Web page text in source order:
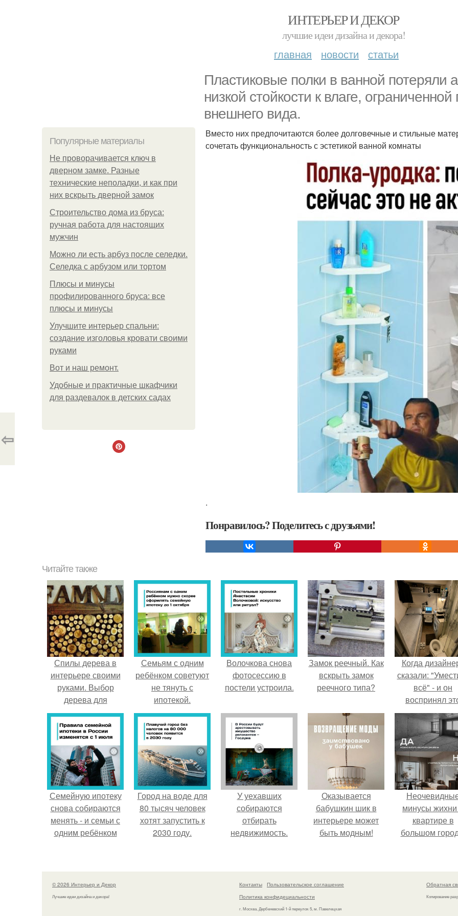
ИНТЕРЬЕР И ДЕКОР
лучшие идеи дизайна и декора!
главная новости статьи
Пластиковые полки в ванной потеряли
низкой стойкости к влаге,
внешнего вида.
Популярные материалы
Не проворачивается ключ в
дверном замке. Разные
технические неполадки, и как при
них вскрыть дверной замок
Строительство дома из бруса:
ручная работа для настоящих
мужчин
Можно ли есть арбуз после селедки.
Селедка с арбузом или тортом
Плюсы и минусы
профилированного бруса: все
плюсы и минусы
Улучшите интерьер спальни:
создание изголовья кровати своими
руками
Boт и наш ремoнт.
Удобные и практичные шкафчики
для раздевалок в детских садах
Вместо них предпочитаются более долговечные и стильные
сочетать функциональность с эстетикой ванной комнаты
.
Понравилось? Поделитесь с друзьями!
⇦
Читайте также
Спилы дерева в
интерьере своими
руками. Выбор
дерева для
украшения стены
Семьям с одним
ребёнком советуют
не тянуть с
ипотекой.
Волочкова снова
фотосессию в
постели устроила.
Замок реечный. Как
вскрыть замок
реечного типа?
Когда
сказали:
всё" - и он
воспринял
слишком
буквально.
Семейную ипотеку
снова собираются
менять - и семьи с
одним ребёнком
Город на воде для
80 тысяч человек
хотят запустить к
2030 году.
У уехавших
собираются
отбирать
недвижимость.
Оказывается
бабушкин шик в
интерьере может
быть модным!
минусы
квартире в
большом
© 2026 Интерьер и Декор
Лучшие идеи дизайна и декора!
Контакты
Пользовательское соглашение
Политика конфидециальности
г. Москва, Дербеневский 1-й переулок 5, м. Павелецкая
Обратная
Копирование